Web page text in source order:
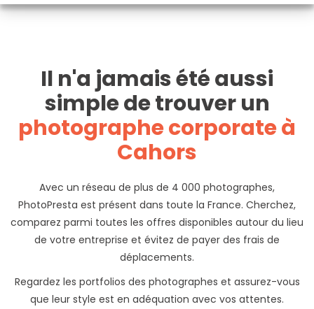
Il n'a jamais été aussi
simple de trouver un
photographe corporate à
Cahors
Avec un réseau de plus de 4 000 photographes,
PhotoPresta est présent dans toute la France. Cherchez,
comparez parmi toutes les offres disponibles autour du lieu
de votre entreprise et évitez de payer des frais de
déplacements.
Regardez les portfolios des photographes et assurez-vous
que leur style est en adéquation avec vos attentes.